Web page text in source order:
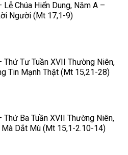
Chúa Hiển Dung, Năm A –
Người (Mt 17,1-9)
Thứ Tư Tuần XVII Thường Niên,
Tin Mạnh Thật (Mt 15,21-28)
Thứ Ba Tuần XVII Thường Niên,
Mà Dắt Mù (Mt 15,1-2.10-14)